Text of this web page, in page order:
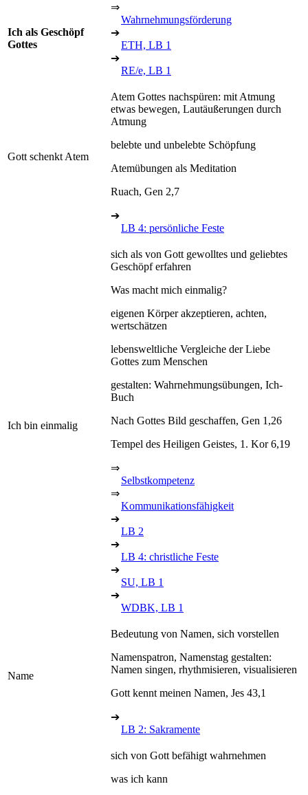
Ich als Geschöpf
Gottes
⇒
Wahrnehmungsförderung
➔
ETH, LB 1
➔
RE/e, LB 1
Gott schenkt Atem
Atem Gottes nachspüren: mit Atmung
etwas bewegen, Lautäußerungen durch
Atmung
belebte und unbelebte Schöpfung
Atemübungen als Meditation
Ruach, Gen 2,7
➔
LB 4: persönliche Feste
Ich bin einmalig
sich als von Gott gewolltes und geliebtes
Geschöpf erfahren
Was macht mich einmalig?
eigenen Körper akzeptieren, achten,
wertschätzen
lebensweltliche Vergleiche der Liebe
Gottes zum Menschen
gestalten: Wahrnehmungsübungen, Ich-
Buch
Nach Gottes Bild geschaffen, Gen 1,26
Tempel des Heiligen Geistes, 1. Kor 6,19
⇒
Selbstkompetenz
⇒
Kommunikationsfähigkeit
➔
LB 2
➔
LB 4: christliche Feste
➔
SU, LB 1
➔
WDBK, LB 1
Name
Bedeutung von Namen, sich vorstellen
Namenspatron, Namenstag gestalten:
Namen singen, rhythmisieren, visualisieren
Gott kennt meinen Namen, Jes 43,1
➔
LB 2: Sakramente
sich von Gott befähigt wahrnehmen
was ich kann